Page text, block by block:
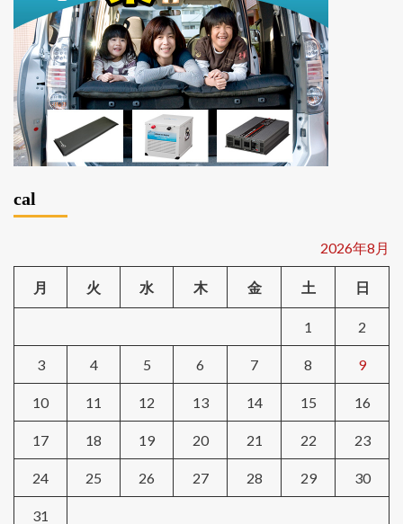
cal
2026年8月
月 火 水 木 金 土 日
1 2
3 4 5 6 7 8 9
10 11 12 13 14 15 16
17 18 19 20 21 22 23
24 25 26 27 28 29 30
31